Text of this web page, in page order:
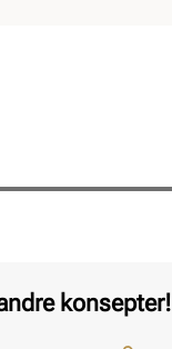
konsepter!